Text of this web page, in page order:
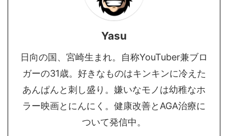
Yasu
日向の国、宮崎生まれ。自称YouTuber兼ブロ
ガーの31歳。好きなものはキンキンに冷えた
あんぱんと刺し盛り。嫌いなモノは幼稚なホ
ラー映画とにんにく。健康改善とAGA治療に
ついて発信中。